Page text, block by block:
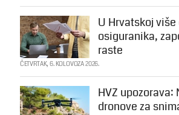
U Hrvatskoj
osiguranika,
raste
ČETVRTAK, 6. KOLOVOZA 2026.
HVZ
dronove za